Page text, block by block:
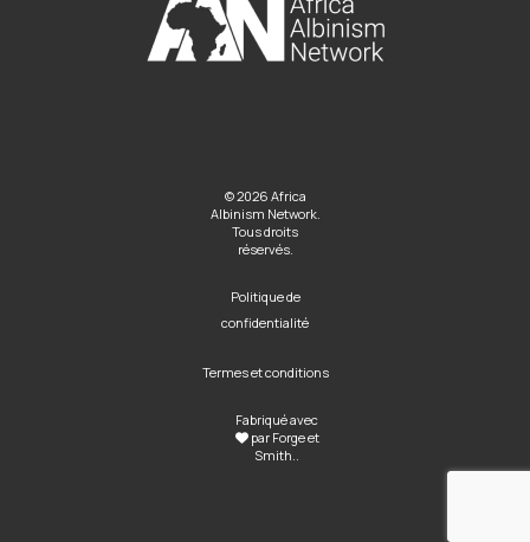
© 2026 Africa
Albinism Network.
Tous droits
réservés.
Politique de
confidentialité
Termes et conditions
Fabriqué avec
par Forge et
Smith